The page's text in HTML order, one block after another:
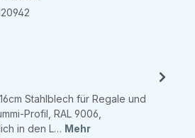
Stahlblech für Regale und
Profil, RAL 9006,
in den L… Mehr